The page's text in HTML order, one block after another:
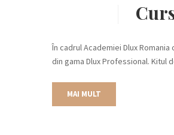
În cadrul Academiei Dlux
din gama Dlux Professional.
MAI MULT